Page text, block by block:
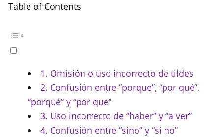
Table of Contents
1. Omisión o uso incorrecto de tildes
2. Confusión entre “porque”, “por qué”,
“porqué” y “por que”
3. Uso incorrecto de “haber” y “a ver”
4. Confusión entre “sino” y “si no”